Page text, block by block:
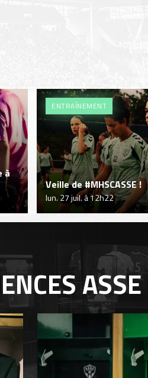
à
ENTRAÎNEMENT
Veille de #MHSCASSE !
lun. 27 juil. à 12h22
ASSE